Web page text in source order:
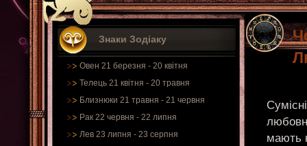
Знаки Зодіаку
Овен 21 березня - 20 квітня
Телець 21 квітня - 20 травня
Близнюки 21 травня - 21 червня
Рак 22 червня - 22 липня
Лев 23 липня - 23 серпня
мають